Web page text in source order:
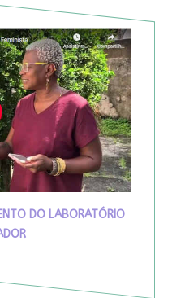
DO LABORATÓRIO